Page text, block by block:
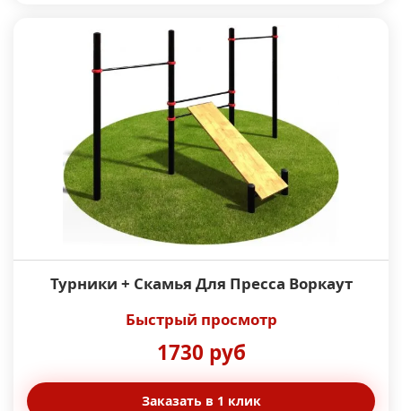
Турники + Скамья Для Пресса Воркаут
Быстрый просмотр
1730 руб
Заказать в 1 клик